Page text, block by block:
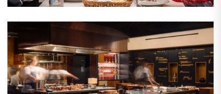
2026 findet das islamische Opferfest (Eid Al-Adha)
den Emiraten als höchster Feiertag und wird vier
Tage lang gefeiert. Wir stellen die Hintergründe
und Feierlichkeiten des religiösen Festes vor.
...mehr erfahren